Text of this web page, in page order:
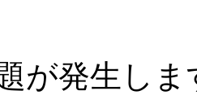
が発生し